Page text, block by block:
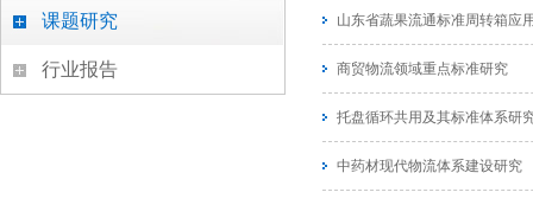
课题研究
行业报告
山东省蔬果流通标准周转箱应
商贸物流领域重点标准研究
托盘循环共用及其标准体系研
中药材现代物流体系建设研究